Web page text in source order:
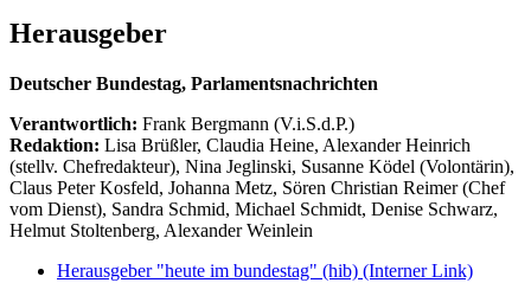
Herausgeber
Deutscher Bundestag, Parlamentsnachrichten
Verantwortlich: Frank Bergmann (V.i.S.d.P.)
Redaktion: Lisa Brüßler, Claudia Heine, Alexander Heinrich
(stellv. Chefredakteur), Nina Jeglinski, Susanne Ködel (Volontärin),
Claus Peter Kosfeld, Johanna Metz, Sören Christian Reimer (Chef
vom Dienst), Sandra Schmid, Michael Schmidt, Denise Schwarz,
Helmut Stoltenberg, Alexander Weinlein
Herausgeber "heute im bundestag" (hib) (Interner Link)